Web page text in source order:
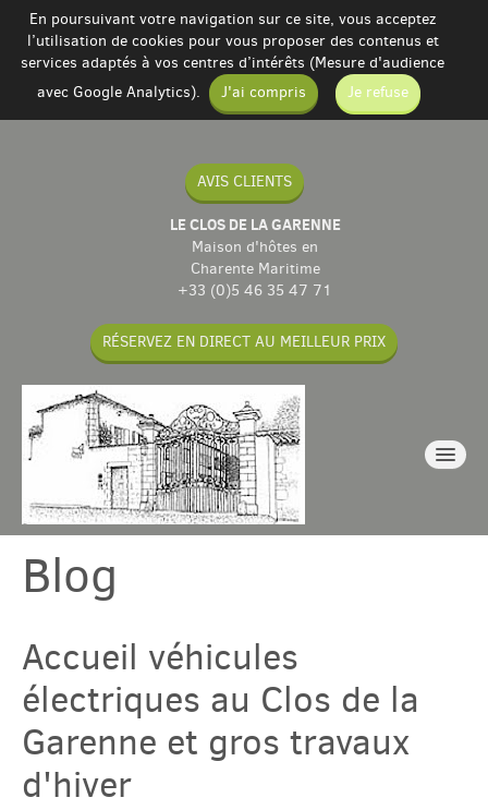
En poursuivant votre navigation sur ce site, vous acceptez
l’utilisation de cookies pour vous proposer des contenus et
services adaptés à vos centres d’intérêts (Mesure d'audience
avec Google Analytics).
J'ai compris Je refuse
AVIS CLIENTS
LE CLOS DE LA GARENNE
Maison d'hôtes en
Charente Maritime
+33 (0)5 46 35 47 71
RÉSERVEZ EN DIRECT AU MEILLEUR PRIX
Chambres & table
Tarif & Contact
Domaine
Blog
Accueil véhicules
électriques au Clos de la
Garenne et gros travaux
d'hiver